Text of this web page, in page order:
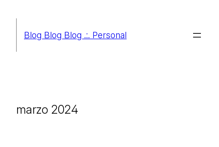
contenido
Blog Blog Blog .:. Personal
marzo 2024